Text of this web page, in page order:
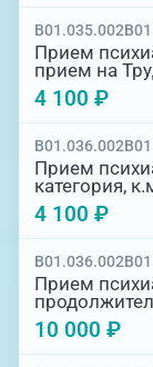
B01.035.002
Прием
прием на
4 100 ₽
B01.036.002
Прием
категория,
4 100 ₽
B01.036.002
Прием
10 000 ₽